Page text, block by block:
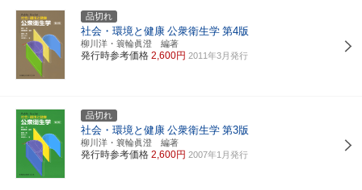
品切れ
社会・環境と健康 公衆衛生学 第4版
柳川洋・簑輪眞澄 編著
発行時参考価格 2,600円 2011年3月発行
品切れ
社会・環境と健康 公衆衛生学 第3版
柳川洋・簔輪眞澄 編著
発行時参考価格 2,600円 2007年1月発行